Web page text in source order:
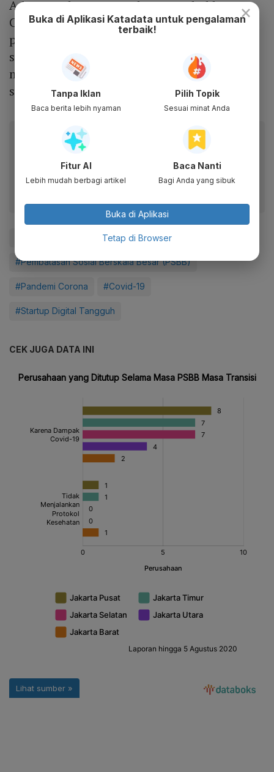
Adapun sektor yang cukup terpukul karena
Covid-19 ialah pariwisata dengan skor
pertumbuhan minus 1,33. Sementara itu,
sektor pertanian menjadi satu-satunya yang
menunjukkan kinerja positif dengan skor
sebesar 0,08.
Baca artikel ini lewat aplikasi mobile.
Dapatkan pengalaman membaca lebih nyaman dan nikmati
fitur menarik lainnya lewat aplikasi mobile Katadata.
#Pembatasan Sosial Berskala Besar (PSBB)
#Pandemi Corona #Covid-19
#Startup Digital Tangguh
CEK JUGA DATA INI
×
Buka di Aplikasi Katadata untuk pengalaman
terbaik!
Tanpa Iklan
Baca berita lebih nyaman
Pilih Topik
Sesuai minat Anda
Fitur AI
Lebih mudah berbagi artikel
Baca Nanti
Bagi Anda yang sibuk
Buka di Aplikasi
Tetap di Browser